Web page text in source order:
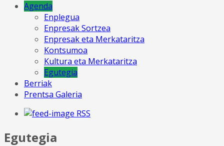
Agenda
Enplegua
Enpresak Sortzea
Enpresak eta Merkataritza
Kontsumoa
Kultura eta Merkataritza
Egutegia
Berriak
Prentsa Galeria
RSS
Egutegia